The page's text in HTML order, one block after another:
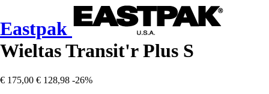
Eastpak
Wieltas Transit'r Plus S
€ 175,00 € 128,98 -26%